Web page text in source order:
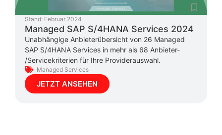
Stand: Februar 2024
Managed SAP S/4HANA Services 2024
Unabhängige Anbieterübersicht von 26 Managed
SAP S/4HANA Services in mehr als 68 Anbieter-
/Servicekriterien für Ihre Providerauswahl.
Managed Services
JETZT ANSEHEN